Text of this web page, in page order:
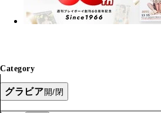
Category
グラビア開/閉